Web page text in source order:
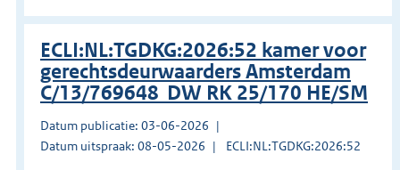
ECLI:NL:TGDKG:2026:52 kamer voor
gerechtsdeurwaarders Amsterdam
C/13/769648 DW RK 25/170 HE/SM
Datum publicatie: 03-06-2026
Datum uitspraak: 08-05-2026
ECLI:NL:TGDKG:2026:52